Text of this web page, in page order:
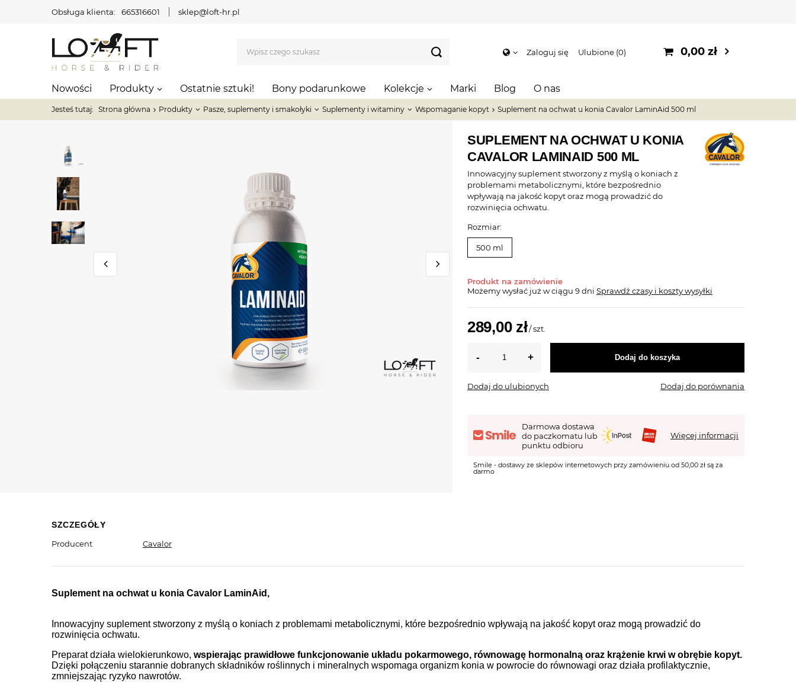
Obsługa klienta: 665316601 sklep@loft-hr.pl
Zaloguj się Ulubione 0 0,00 zł
Nowości Produkty Ostatnie sztuki! Bony podarunkowe Kolekcje Marki Blog O nas
Jesteś tutaj: Strona główna Produkty Pasze, suplementy i smakołyki Suplementy i witaminy Wspomaganie kopyt Suplement na ochwat u konia Cavalor LaminAid 500 ml
SUPLEMENT NA OCHWAT U KONIA
CAVALOR LAMINAID 500 ML
Innowacyjny suplement stworzony z myślą o koniach z
problemami metabolicznymi, które bezpośrednio
wpływają na jakość kopyt oraz mogą prowadzić do
rozwinięcia ochwatu.
Rozmiar:
500 ml
Produkt na zamówienie
Możemy wysłać już w ciągu 9 dni Sprawdź czasy i koszty wysyłki
289,00 zł/szt.
Dodaj do koszyka
Dodaj do ulubionych Dodaj do porównania
Darmowa dostawa
do paczkomatu lub
punktu odbioru
Więcej informacji
Smile - dostawy ze sklepów internetowych przy zamówieniu od 50,00 zł są za
darmo
SZCZEGÓŁY
Producent
Cavalor
Suplement na ochwat u konia Cavalor LaminAid,
Innowacyjny suplement stworzony z myślą o koniach z problemami metabolicznymi, które bezpośrednio wpływają na jakość kopyt oraz mogą prowadzić do
rozwinięcia ochwatu.
Preparat działa wielokierunkowo, wspierając prawidłowe funkcjonowanie układu pokarmowego, równowagę hormonalną oraz krążenie krwi w obrębie kopyt.
Dzięki połączeniu starannie dobranych składników roślinnych i mineralnych wspomaga organizm konia w powrocie do równowagi oraz działa profilaktycznie,
zmniejszając ryzyko nawrotów.